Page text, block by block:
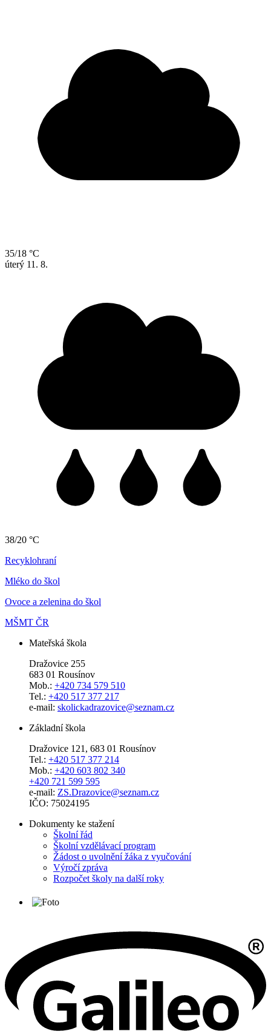
35/18 °C
úterý 11. 8.
38/20 °C
Recyklohraní
Mléko do škol
Ovoce a zelenina do škol
MŠMT ČR
Mateřská škola
Dražovice 255
683 01 Rousínov
Mob.: +420 734 579 510
Tel.: +420 517 377 217
e-mail: skolickadrazovice@seznam.cz
Základní škola
Dražovice 121, 683 01 Rousínov
Tel.: +420 517 377 214
Mob.: +420 603 802 340
+420 721 599 595
e-mail: ZS.Drazovice@seznam.cz
IČO: 75024195
Dokumenty ke stažení
Školní řád
Školní vzdělávací program
Žádost o uvolnění žáka z vyučování
Výročí zpráva
Rozpočet školy na další roky